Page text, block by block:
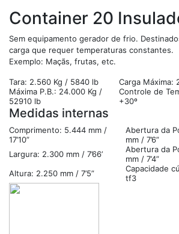
Container 20
Sem equipamento gerador de frio.
carga que requer temperaturas constantes.
Exemplo: Maçãs, frutas, etc.
Tara: 2.560 Kg / 5840 lb
Carga Máxima:
Máxima P.B.: 24.000 Kg /
52910 lb
Controle de
+30º
Medidas internas
Comprimento: 5.444 mm /
17’10”
Abertura da
mm / 7’6”
Largura: 2.300 mm / 7’66’
Abertura da
mm / 7’4”
Altura: 2.250 mm / 7’5”
Capacidade
tf3